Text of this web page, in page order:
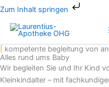
Zum Inhalt springen
Zum
springen
kompetente begleitung von
Alles rund ums Baby
Wir begleiten Sie und Ihr Kind
Kleinkindalter – mit